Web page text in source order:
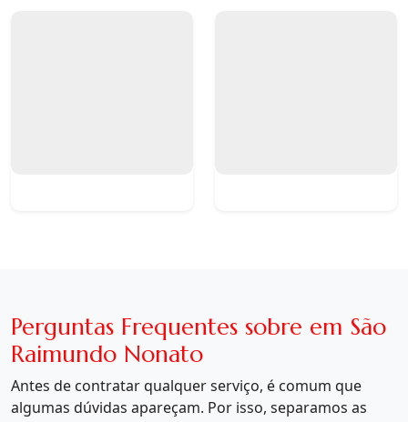
Perguntas Frequentes sobre em São
Raimundo Nonato
Antes de contratar qualquer serviço, é comum que
algumas dúvidas apareçam. Por isso, separamos as